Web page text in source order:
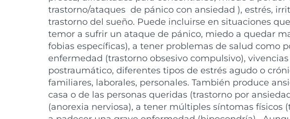
trastorno/ataques de pánico con ansiedad ), estrés,
trastorno del sueño. Puede incluirse en situaciones
temor a sufrir un ataque de pánico, miedo a quedar
fobias específicas), a tener problemas de salud como
enfermedad (trastorno obsesivo compulsivo),
postraumático, diferentes tipos de estrés agudo o
familiares, laborales, personales. También produce
casa o de las personas queridas (trastorno por
(anorexia nerviosa), a tener múltiples síntomas físicos